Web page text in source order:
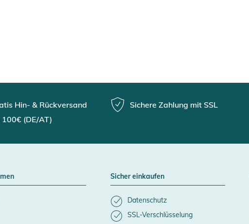
Hin- & Rückversand
(DE/AT)
Sichere Zahlung mit SSL
Sicher einkaufen
Datenschutz
SSL-Verschlüsselung